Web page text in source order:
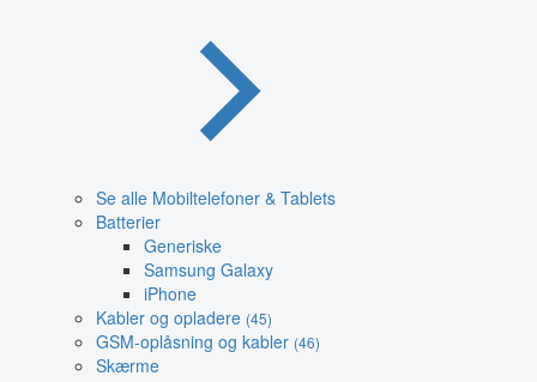
Se alle Mobiltelefoner & Tablets
Batterier
Generiske
Samsung Galaxy
iPhone
Kabler og opladere (45)
GSM-oplåsning og kabler (46)
Skærme